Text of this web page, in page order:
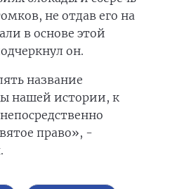
не отдав его на
в основе этой
он.
название
нашей истории, к
право», -